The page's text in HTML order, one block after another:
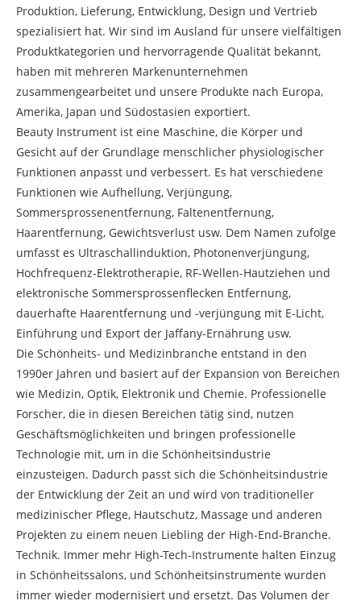
Produktion, Lieferung, Entwicklung, Design und Vertrieb
spezialisiert hat. Wir sind im Ausland für unsere vielfältigen
Produktkategorien und hervorragende Qualität bekannt,
haben mit mehreren Markenunternehmen
zusammengearbeitet und unsere Produkte nach Europa,
Amerika, Japan und Südostasien exportiert.
Beauty Instrument ist eine Maschine, die Körper und
Gesicht auf der Grundlage menschlicher physiologischer
Funktionen anpasst und verbessert. Es hat verschiedene
Funktionen wie Aufhellung, Verjüngung,
Sommersprossenentfernung, Faltenentfernung,
Haarentfernung, Gewichtsverlust usw. Dem Namen zufolge
umfasst es Ultraschallinduktion, Photonenverjüngung,
Hochfrequenz-Elektrotherapie, RF-Wellen-Hautziehen und
elektronische Sommersprossenflecken Entfernung,
dauerhafte Haarentfernung und -verjüngung mit E-Licht,
Einführung und Export der Jaffany-Ernährung usw.
Die Schönheits- und Medizinbranche entstand in den
1990er Jahren und basiert auf der Expansion von Bereichen
wie Medizin, Optik, Elektronik und Chemie. Professionelle
Forscher, die in diesen Bereichen tätig sind, nutzen
Geschäftsmöglichkeiten und bringen professionelle
Technologie mit, um in die Schönheitsindustrie
einzusteigen. Dadurch passt sich die Schönheitsindustrie
der Entwicklung der Zeit an und wird von traditioneller
medizinischer Pflege, Hautschutz, Massage und anderen
Projekten zu einem neuen Liebling der High-End-Branche.
Technik. Immer mehr High-Tech-Instrumente halten Einzug
in Schönheitssalons, und Schönheitsinstrumente wurden
immer wieder modernisiert und ersetzt. Das Volumen der